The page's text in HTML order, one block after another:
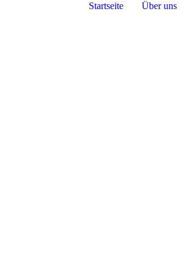
Startseite Über uns